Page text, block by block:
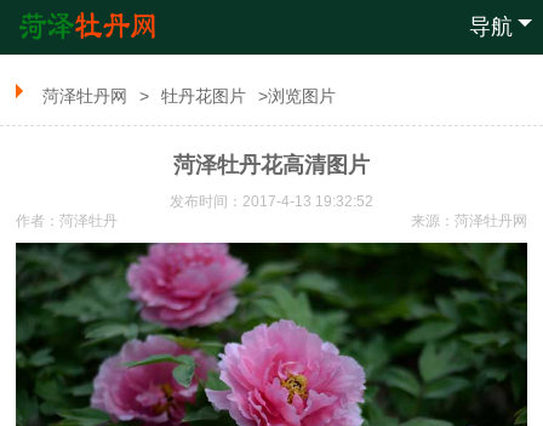
导航
菏泽牡丹网 > 牡丹花图片 >浏览图片
菏泽牡丹花高清图片
发布时间：2017-4-13 19:32:52
来源： 菏泽牡丹网
作者：菏泽牡丹